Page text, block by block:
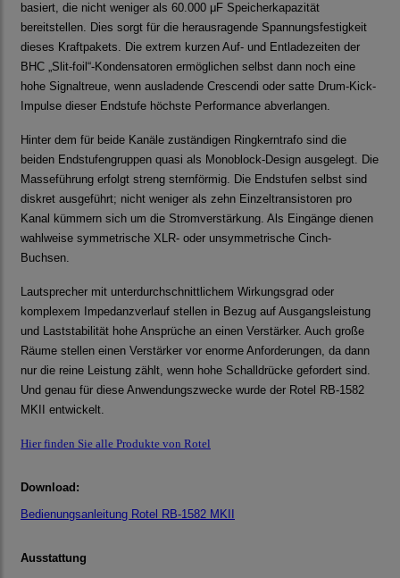
basiert, die nicht weniger als 60.000 μF Speicherkapazität
bereitstellen. Dies sorgt für die herausragende Spannungsfestigkeit
dieses Kraftpakets. Die extrem kurzen Auf- und Entladezeiten der
BHC „Slit-foil“-Kondensatoren ermöglichen selbst dann noch eine
hohe Signaltreue, wenn ausladende Crescendi oder satte Drum-Kick-
Impulse dieser Endstufe höchste Performance abverlangen.
Hinter dem für beide Kanäle zuständigen Ringkerntrafo sind die
beiden Endstufengruppen quasi als Monoblock-Design ausgelegt. Die
Masseführung erfolgt streng sternförmig. Die Endstufen selbst sind
diskret ausgeführt; nicht weniger als zehn Einzeltransistoren pro
Kanal kümmern sich um die Stromverstärkung. Als Eingänge dienen
wahlweise symmetrische XLR- oder unsymmetrische Cinch-
Buchsen.
Lautsprecher mit unterdurchschnittlichem Wirkungsgrad oder
komplexem Impedanzverlauf stellen in Bezug auf Ausgangsleistung
und Laststabilität hohe Ansprüche an einen Verstärker. Auch große
Räume stellen einen Verstärker vor enorme Anforderungen, da dann
nur die reine Leistung zählt, wenn hohe Schalldrücke gefordert sind.
Und genau für diese Anwendungszwecke wurde der Rotel RB-1582
MKII entwickelt.
Hier finden Sie alle Produkte von Rotel
Download:
Bedienungsanleitung Rotel RB-1582 MKII
Ausstattung